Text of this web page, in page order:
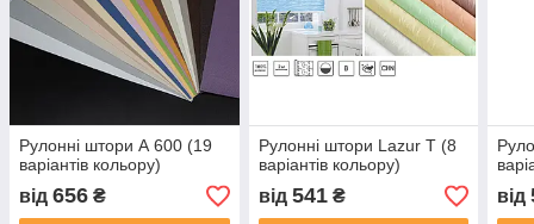
Рулонні штори А 600 (19
варіантів кольору)
від 656 ₴
Рулонні штори Lazur T (8
варіантів кольору)
від 541₴ від